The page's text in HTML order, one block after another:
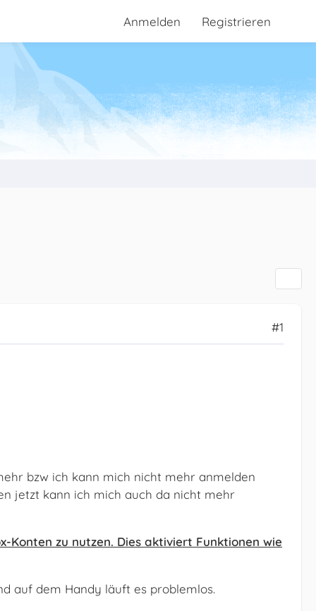
Anmelden Registrieren
#1
bzw ich kann mich nicht mehr anmelden
jetzt kann ich mich auch da nicht mehr
Konten zu nutzen. Dies aktiviert Funktionen wie
auf dem Handy läuft es problemlos.